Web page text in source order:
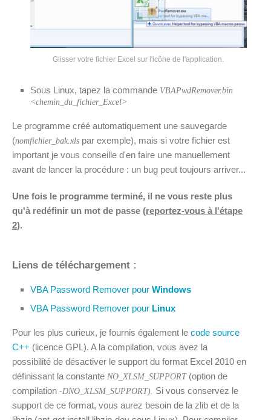
Glisser votre fichier Excel sur l'icône de l'application.
Sous Linux, tapez la commande VBAPwdRemover.bin
<chemin_du_fichier_Excel>
Le programme créé automatiquement une sauvegarde
(nomfichier_bak.xls par exemple), mais si votre fichier est
important je vous conseille d'en faire une manuellement
avant de lancer la procédure : un bug peut toujours arriver...
Une fois le programme terminé, il ne vous reste plus
qu'à redéfinir un mot de passe (reportez-vous à l'étape
2).
Liens de téléchargement :
VBA Password Remover pour Windows
VBA Password Remover pour Linux
Pour les plus curieux, je fournis également le code source
C++ (licence GPL). A la compilation, vous avez la
possibilité de désactiver le support du format Excel 2010 en
définissant la constante NO_XLSM_SUPPORT(option de
compilation -DNO_XLSM_SUPPORT). Si vous conservez le
support de ce format, vous aurez besoin de la zlib et de la